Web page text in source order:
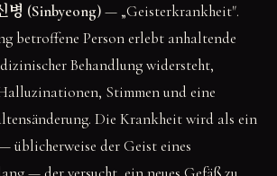
병 (Sinbyeong)— „Geisterkrankheit".
betroffene Person erlebt anhaltende
Behandlung widersteht,
Stimmen und eine
Die Krankheit wird als ein
üblicherweise der Geist eines